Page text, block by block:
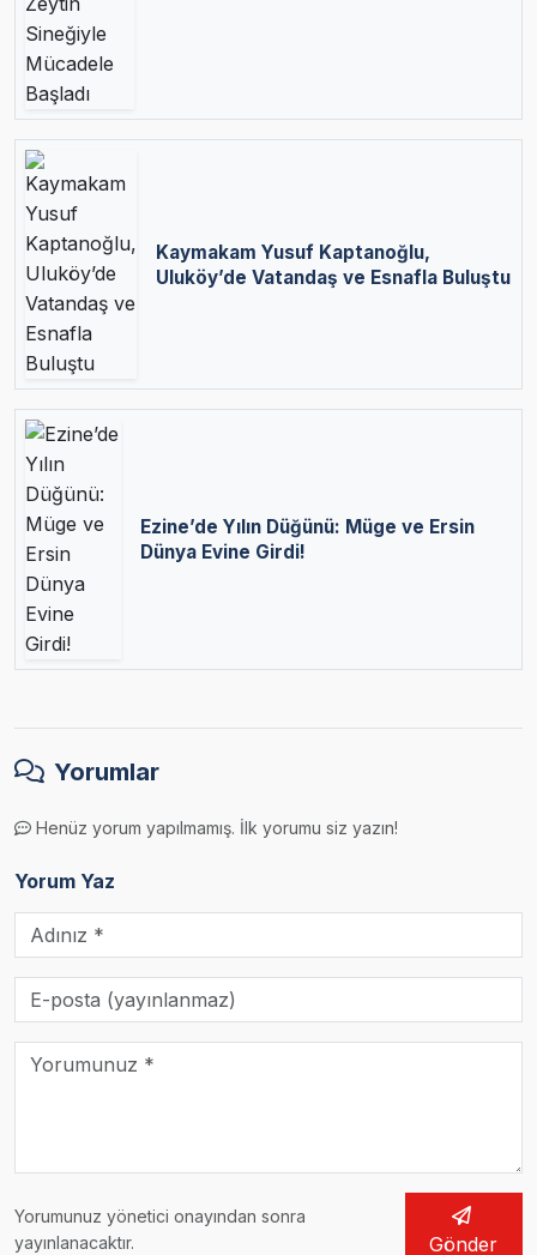
Kaymakam Yusuf Kaptanoğlu,
Uluköy’de Vatandaş ve Esnafla Buluştu
Ezine’de Yılın Düğünü: Müge ve Ersin
Dünya Evine Girdi!
Yorumlar
Henüz yorum yapılmamış. İlk yorumu siz yazın!
Yorum Yaz
Yorumunuz yönetici onayından sonra
yayınlanacaktır.
Gönder